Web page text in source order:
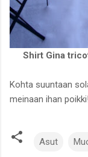
Shirt Gina
Kohta suuntaan
meinaan ihan poikki!
Asut